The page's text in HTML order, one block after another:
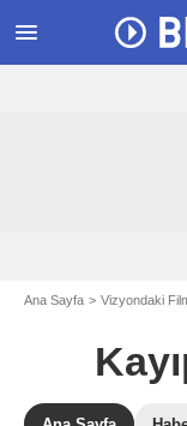
menu
Ana Sayfa Vizyondaki